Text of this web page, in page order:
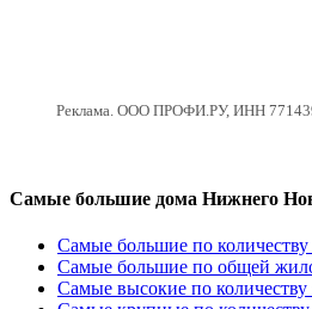
Реклама. ООО ПРОФИ.РУ, ИНН
Самые большие дома Нижнего
Самые большие по количеству
Самые большие по общей
Самые высокие по количеству